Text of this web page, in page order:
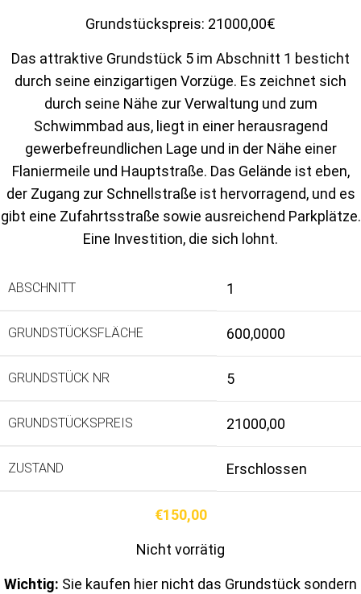
Grundstückspreis: 21000,00€
Das attraktive Grundstück 5 im Abschnitt 1 besticht
durch seine einzigartigen Vorzüge. Es zeichnet sich
durch seine Nähe zur Verwaltung und zum
Schwimmbad aus, liegt in einer herausragend
gewerbefreundlichen Lage und in der Nähe einer
Flaniermeile und Hauptstraße. Das Gelände ist eben,
der Zugang zur Schnellstraße ist hervorragend, und es
gibt eine Zufahrtsstraße sowie ausreichend Parkplätze.
Eine Investition, die sich lohnt.
ABSCHNITT 1
GRUNDSTÜCKSFLÄCHE 600,0000
GRUNDSTÜCK NR 5
GRUNDSTÜCKSPREIS 21000,00
ZUSTAND Erschlossen
€150,00
Nicht vorrätig
Wichtig: Sie kaufen hier nicht das Grundstück sondern